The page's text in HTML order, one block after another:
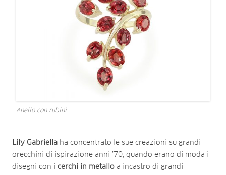
Anello con rubini
Lily Gabriella ha concentrato le sue creazioni su grandi
orecchini di ispirazione anni ’70, quando erano di moda i
disegni con i cerchi in metallo a incastro di grandi